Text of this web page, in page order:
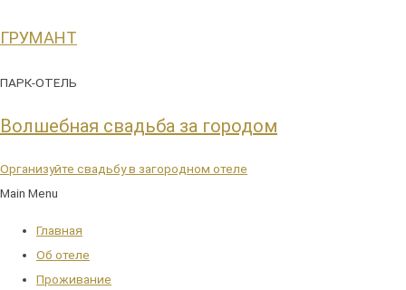
ГРУМАНТ
ПАРК-ОТЕЛЬ
Волшебная свадьба за городом
Организуйте свадьбу в загородном отеле
Main Menu
Главная
Об отеле
Проживание